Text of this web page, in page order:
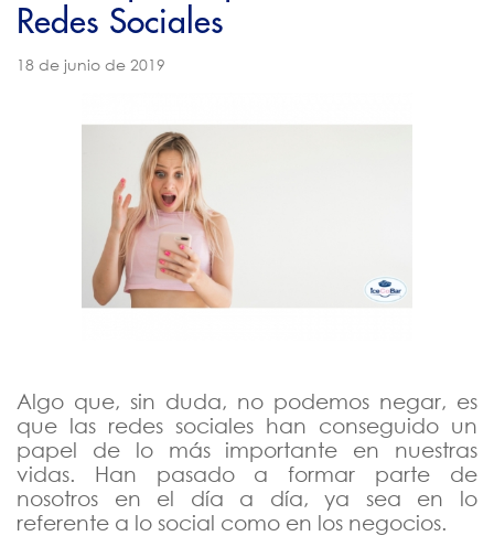
2021
Diciembre
Noviembre
Octubre
Septiembre
Junio
Mayo
Abril
Marzo
Redes Sociales
18 de junio de 2019
Algo que, sin duda, no podemos negar, es
que las redes sociales han conseguido un
papel de lo más importante en nuestras
vidas. Han pasado a formar parte de
nosotros en el día a día, ya sea en lo
referente a lo social como en los negocios.